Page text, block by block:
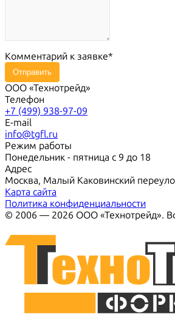
Комментарий к заявке
Отправить
ООО «Технотрейд»
Телефон
+7 (499) 938-97-09
E-mail
info@tgfl.ru
Режим работы
Понедельник - пятница с 9 до 18
Адрес
Москва, Малый Каковинский
Карта сайта
Политика конфиденциальности
© 2006 — 2026 ООО «Технотрейд».